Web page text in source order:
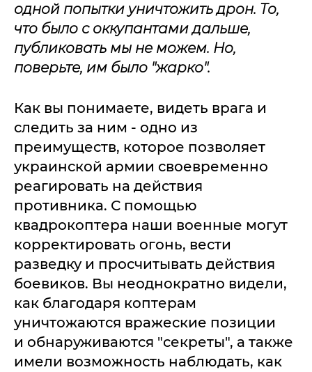
одной попытки уничтожить дрон. То,
что было с оккупантами дальше,
публиковать мы не можем. Но,
поверьте, им было "жарко".
Как вы понимаете, видеть врага и
следить за ним - одно из
преимуществ, которое позволяет
украинской армии своевременно
реагировать на действия
противника. С помощью
квадрокоптера наши военные могут
корректировать огонь, вести
разведку и просчитывать действия
боевиков. Вы неоднократно видели,
как благодаря коптерам
уничтожаются вражеские позиции
и обнаруживаются "секреты", а также
имели возможность наблюдать, как